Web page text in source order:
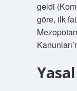
geldi
göre, ilk